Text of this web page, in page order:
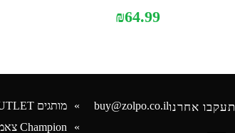
₪64.99
עקבו אחרנוbuy@zolpo.co.il
מותגים OUTLET
Champion צאמפיון